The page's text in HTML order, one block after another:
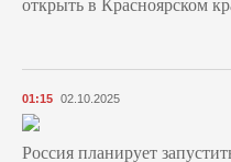
01:15 02.10.2025
Россия планирует